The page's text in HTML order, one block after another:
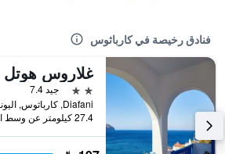
فنادق رخيصة في كارباثوس
غلاروس هوتل
2 نجمتين
جيد 7.4
Diafani, كارباثوس, اليونان
27.4 كيلومتر عن وسط المدينة